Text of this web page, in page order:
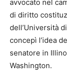
avvocato nel
di diritto
dell’Università
concepì l’idea
senatore in
Washington.